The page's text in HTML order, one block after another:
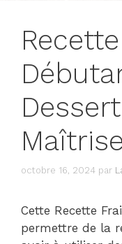
octobre 16, 2024 par
Cette Recette
permettre de la